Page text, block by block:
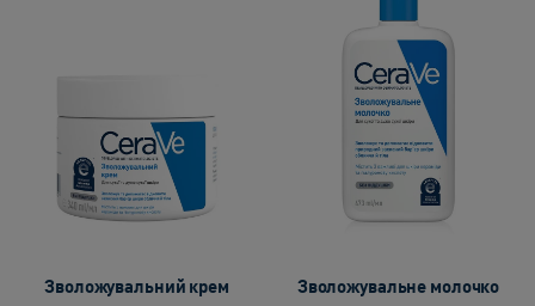
Зволожувальний крем Зволожувальне молочко